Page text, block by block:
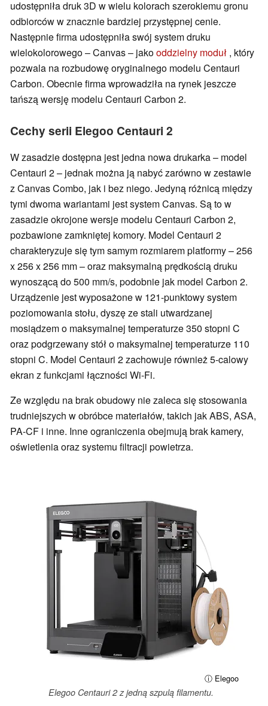
udostępniła druk 3D w wielu kolorach szerokiemu gronu
odbiorców w znacznie bardziej przystępnej cenie.
Następnie firma udostępniła swój system druku
wielokolorowego – Canvas – jakooddzielny moduł , który
pozwala na rozbudowę oryginalnego modelu Centauri
Carbon. Obecnie firma wprowadziła na rynek jeszcze
tańszą wersję modelu Centauri Carbon 2.
Cechy serii Elegoo Centauri 2
W zasadzie dostępna jest jedna nowa drukarka – model
Centauri 2 – jednak można ją nabyć zarówno w zestawie
z Canvas Combo, jak i bez niego. Jedyną różnicą między
tymi dwoma wariantami jest system Canvas. Są to w
zasadzie okrojone wersje modelu Centauri Carbon 2,
pozbawione zamkniętej komory. Model Centauri 2
charakteryzuje się tym samym rozmiarem platformy – 256
x 256 x 256 mm – oraz maksymalną prędkością druku
wynoszącą do 500 mm/s, podobnie jak model Carbon 2.
Urządzenie jest wyposażone w 121-punktowy system
poziomowania stołu, dyszę ze stali utwardzanej
mosiądzem o maksymalnej temperaturze 350 stopni C
oraz podgrzewany stół o maksymalnej temperaturze 110
stopni C. Model Centauri 2 zachowuje również 5-calowy
ekran z funkcjami łączności Wi-Fi.
Ze względu na brak obudowy nie zaleca się stosowania
trudniejszych w obróbce materiałów, takich jak ABS, ASA,
PA-CF i inne. Inne ograniczenia obejmują brak kamery,
oświetlenia oraz systemu filtracji powietrza.
ⓘ Elegoo
Elegoo Centauri 2 z jedną szpulą filamentu.